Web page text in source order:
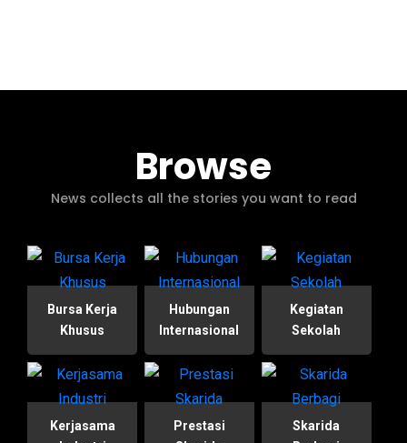
Browse
News collects all the stories you want to read
Bursa Kerja
Khusus
Hubungan
Internasional
Kegiatan
Sekolah
Kerjasama
Prestasi
Skarida